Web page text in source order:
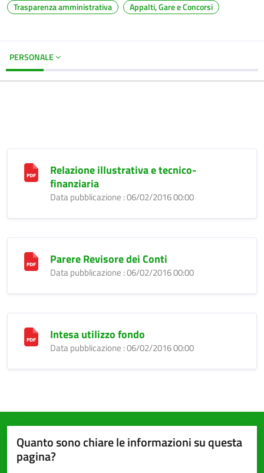
Trasparenza amministrativa Appalti, Gare e Concorsi
PERSONALE
Relazione illustrativa e tecnico-
finanziaria
Data pubblicazione : 06/02/2016 00:00
Parere Revisore dei Conti
Data pubblicazione : 06/02/2016 00:00
Intesa utilizzo fondo
Data pubblicazione : 06/02/2016 00:00
Quanto sono chiare le informazioni su questa
pagina?